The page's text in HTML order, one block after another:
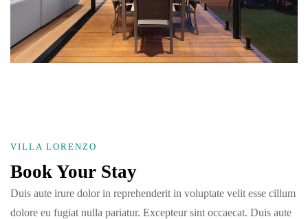
VILLA LORENZO
Book Your Stay
Duis aute irure dolor in reprehenderit in voluptate velit esse cillum
dolore eu fugiat nulla pariatur. Excepteur sint occaecat. Duis aute